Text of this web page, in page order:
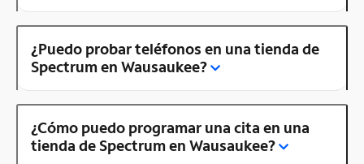
¿Puedo probar teléfonos en una tienda de
Spectrum en Wausaukee?
¿Cómo puedo programar una cita en una
tienda de Spectrum en Wausaukee?